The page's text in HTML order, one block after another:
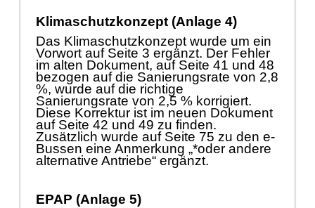
Klimaschutzkonzept (Anlage 4)
Das Klimaschutzkonzept wurde um ein
Vorwort auf Seite 3 ergänzt. Der Fehler
im alten Dokument, auf Seite 41 und 48
bezogen auf die Sanierungsrate von 2,8
%, wurde auf die richtige
Sanierungsrate von 2,5 % korrigiert.
Diese Korrektur ist im neuen Dokument
auf Seite 42 und 49 zu finden.
Zusätzlich wurde auf Seite 75 zu den e-
Bussen eine Anmerkung „*oder andere
alternative Antriebe“ ergänzt.
EPAP (Anlage 5)